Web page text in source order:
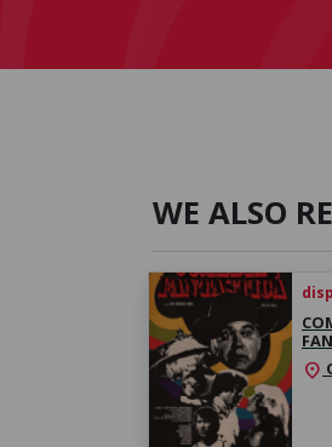
WE ALSO
location_on